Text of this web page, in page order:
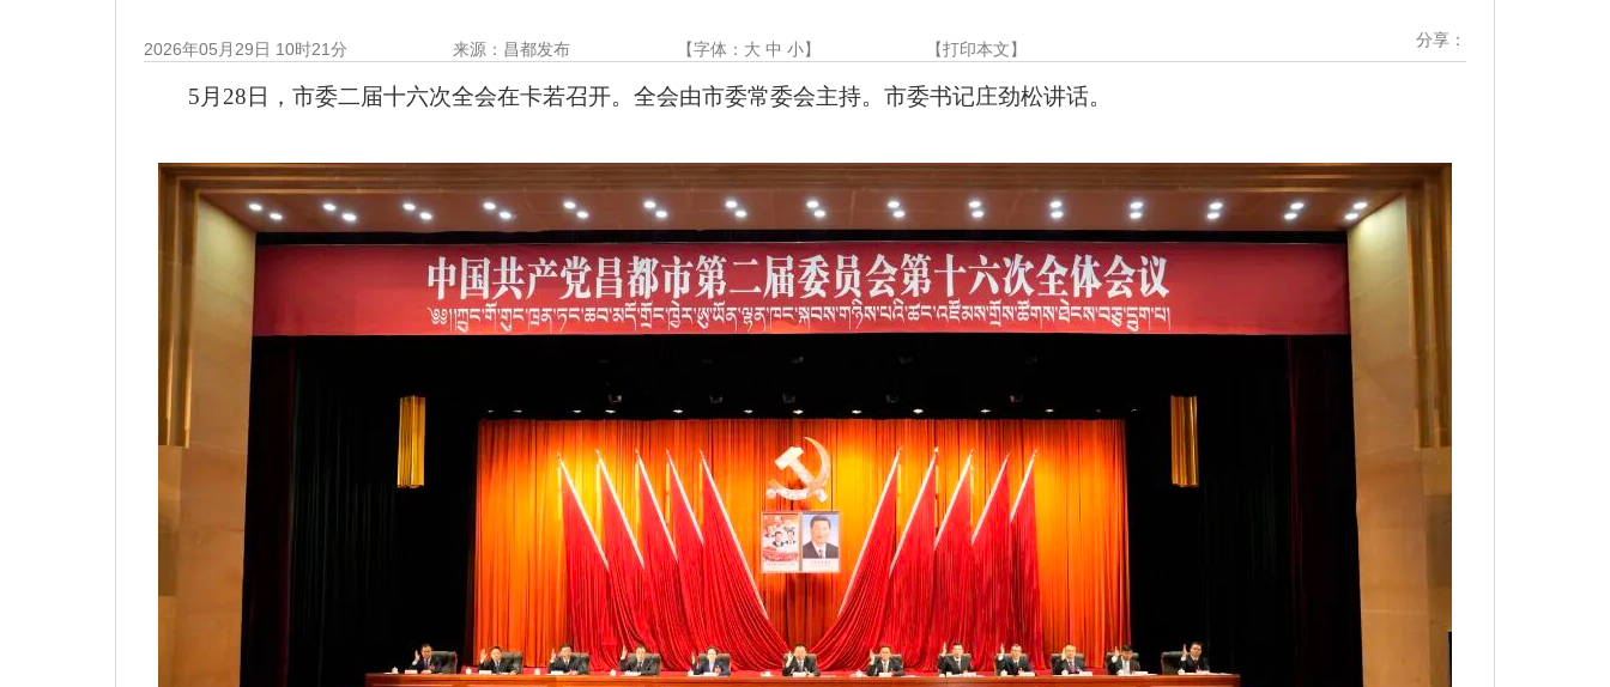
2026年05月29日 10时21分 来源：昌都发布 【字体： 大 中 小】 【打印本文】 分享：
5月28日，市委二届十六次全会在卡若召开。全会由市委常委会主持。市委书记庄劲松讲话。